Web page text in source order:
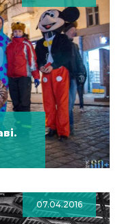
07.04.2016